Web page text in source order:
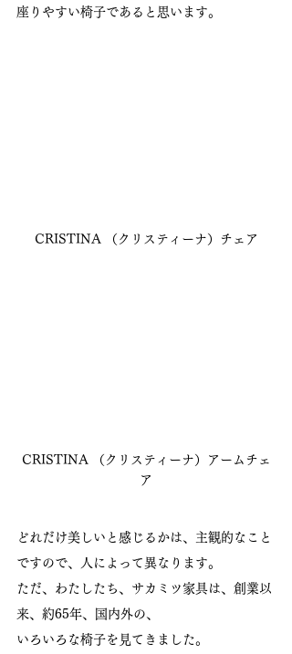
座りやすい椅子であると思います。
CRISTINA （クリスティーナ）チェア
CRISTINA （クリスティーナ）アームチェ
ア
どれだけ美しいと感じるかは、主観的なこと
ですので、人によって異なります。
ただ、わたしたち、サカミツ家具は、創業以
来、約65年、国内外の、
いろいろな椅子を見てきました。